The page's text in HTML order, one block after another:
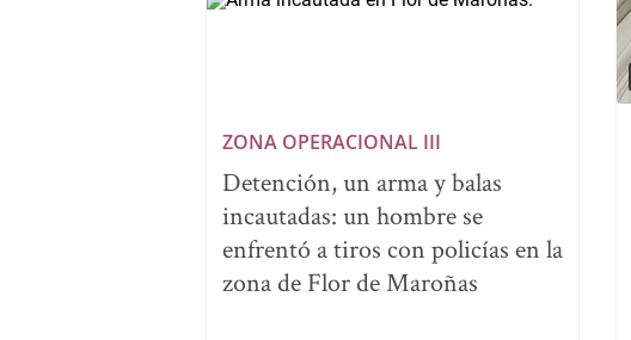
ZONA OPERACIONAL III
Detención, un arma y balas
incautadas: un hombre se
enfrentó a tiros con policías en la
zona de Flor de Maroñas